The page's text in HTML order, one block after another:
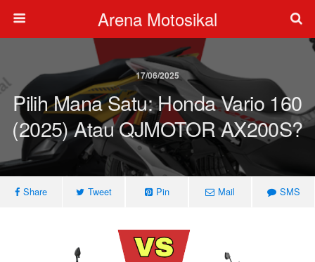
Arena Motosikal
17/06/2025
Pilih Mana Satu: Honda Vario 160
(2025) Atau QJMOTOR AX200S?
Share Tweet Pin Mail SMS